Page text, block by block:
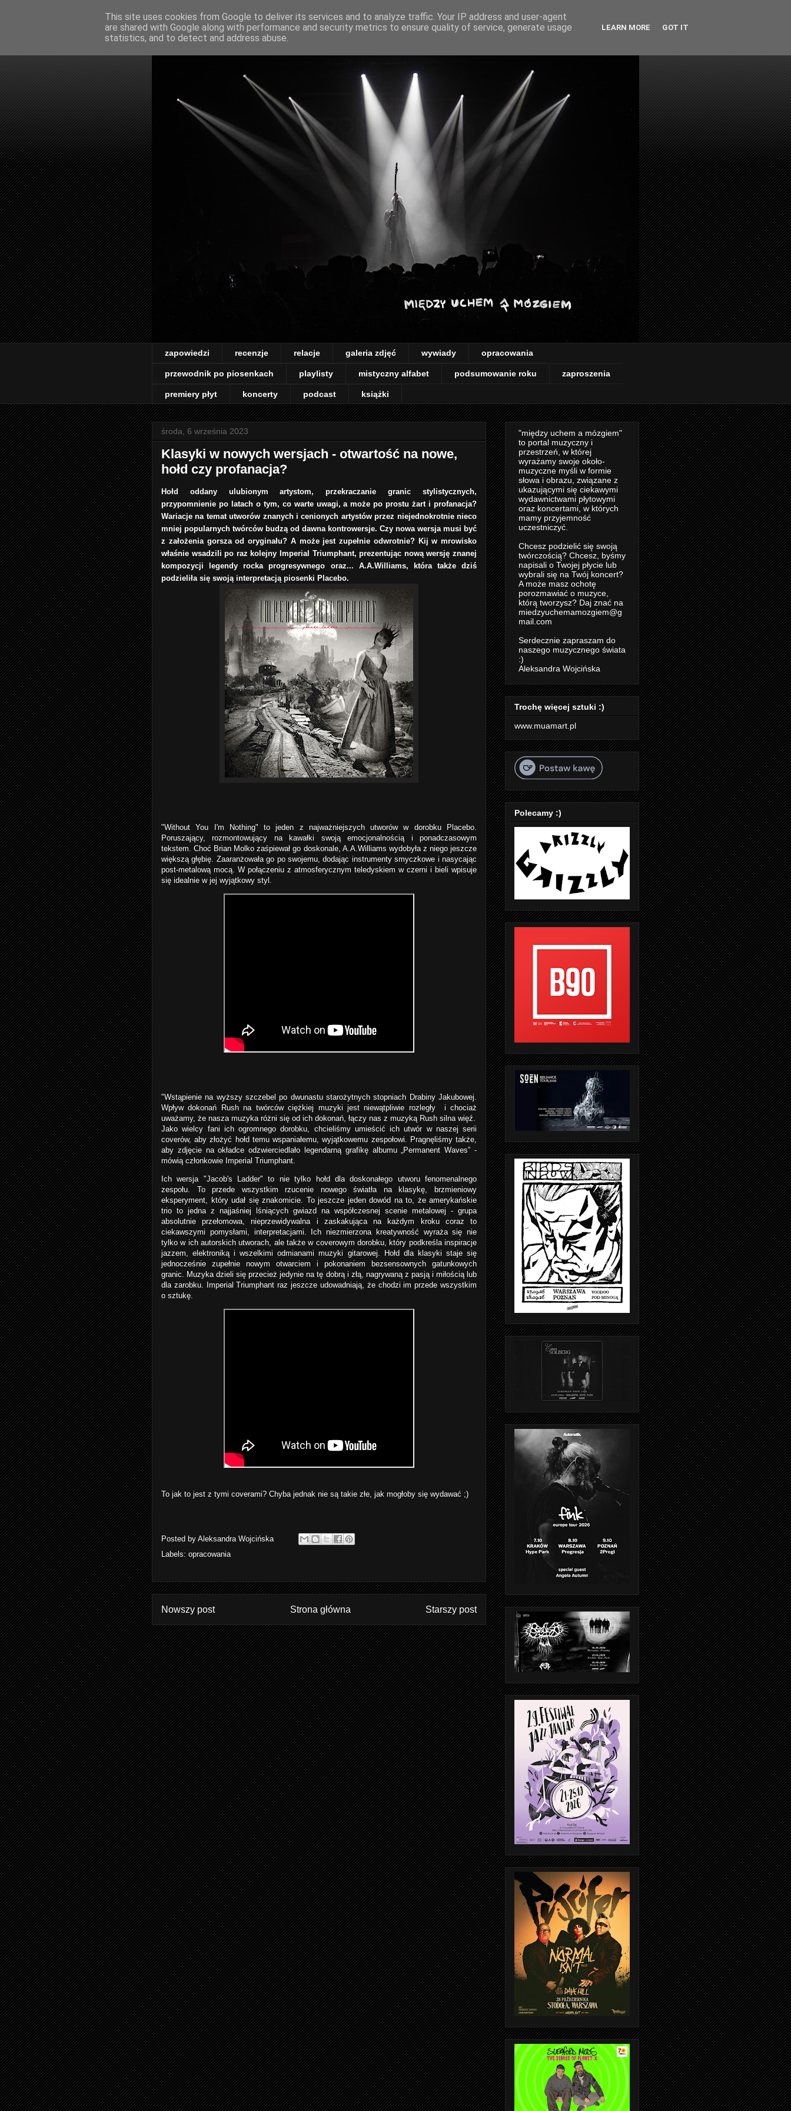
zapowiedzi recenzje relacje galeria zdjęć wywiady opracowania
przewodnik po piosenkach playlisty mistyczny alfabet podsumowanie roku zaproszenia
premiery płyt koncerty podcast książki
środa, 6 września 2023
Klasyki w nowych wersjach - otwartość na nowe,
hołd czy profanacja?
Hołd oddany ulubionym artystom, przekraczanie granic stylistycznych,
przypomnienie po latach o tym, co warte uwagi, a może po prostu żart i profanacja?
Wariacje na temat utworów znanych i cenionych artystów przez niejednokrotnie nieco
mniej popularnych twórców budzą od dawna kontrowersje. Czy nowa wersja musi być
z założenia gorsza od oryginału? A może jest zupełnie odwrotnie? Kij w mrowisko
właśnie wsadzili po raz kolejny Imperial Triumphant, prezentując nową wersję znanej
kompozycji legendy rocka progresywnego oraz... A.A.Williams, która także dziś
podzieliła się swoją interpretacją piosenki Placebo.
"Without You I'm Nothing" to jeden z najważniejszych utworów w dorobku Placebo.
Poruszający, rozmontowujący na kawałki swoją emocjonalnością i ponadczasowym
tekstem. Choć Brian Molko zaśpiewał go doskonale, A.A.Williams wydobyła z niego jeszcze
większą głębię. Zaaranżowała go po swojemu, dodając instrumenty smyczkowe i nasycając
post-metalową mocą. W połączeniu z atmosferycznym teledyskiem w czerni i bieli wpisuje
się idealnie w jej wyjątkowy styl.
"Wstąpienie na wyższy szczebel po dwunastu starożytnych stopniach Drabiny Jakubowej.
Wpływ dokonań Rush na twórców ciężkiej muzyki jest niewątpliwie rozległy i chociaż
uważamy, że nasza muzyka różni się od ich dokonań, łączy nas z muzyką Rush silna więź.
Jako wielcy fani ich ogromnego dorobku, chcieliśmy umieścić ich utwór w naszej serii
coverów, aby złożyć hołd temu wspaniałemu, wyjątkowemu zespołowi. Pragnęliśmy także,
aby zdjęcie na okładce odzwierciedlało legendarną grafikę albumu „Permanent Waves” -
mówią członkowie Imperial Triumphant.
Ich wersja "Jacob's Ladder" to nie tylko hołd dla doskonałego utworu fenomenalnego
zespołu. To przede wszystkim rzucenie nowego światła na klasykę, brzmieniowy
eksperyment, który udał się znakomicie. To jeszcze jeden dowód na to, że amerykańskie
trio to jedna z najjaśniej lśniących gwiazd na współczesnej scenie metalowej - grupa
absolutnie przełomowa, nieprzewidywalna i zaskakująca na każdym kroku coraz to
ciekawszymi pomysłami, interpretacjami. Ich niezmierzona kreatywność wyraża się nie
tylko w ich autorskich utworach, ale także w coverowym dorobku, który podkreśla inspiracje
jazzem, elektroniką i wszelkimi odmianami muzyki gitarowej. Hołd dla klasyki staje się
jednocześnie zupełnie nowym otwarciem i pokonaniem bezsensownych gatunkowych
granic. Muzyka dzieli się przecież jedynie na tę dobrą i złą, nagrywaną z pasją i miłością lub
dla zarobku. Imperial Triumphant raz jeszcze udowadniają, że chodzi im przede wszystkim
o sztukę.
To jak to jest z tymi coverami? Chyba jednak nie są takie złe, jak mogłoby się wydawać ;)
Posted by Aleksandra Wojcińska
Labels: opracowania
Nowszy post Starszy post
Strona główna
"między uchem a mózgiem"
to portal muzyczny i
przestrzeń, w której
wyrażamy swoje około-
muzyczne myśli w formie
słowa i obrazu, związane z
ukazującymi się ciekawymi
wydawnictwami płytowymi
oraz koncertami, w których
mamy przyjemność
uczestniczyć.
Chcesz podzielić się swoją
twórczością? Chcesz, byśmy
napisali o Twojej płycie lub
wybrali się na Twój koncert?
A może masz ochotę
porozmawiać o muzyce,
którą tworzysz? Daj znać na
miedzyuchemamozgiem@g
mail.com
Serdecznie zapraszam do
naszego muzycznego świata
:)
Aleksandra Wojcińska
Trochę więcej sztuki :)
www.muamart.pl
Polecamy :)
This site uses cookies from Google to deliver its services and to analyze traffic. Your IP address and user-agent
are shared with Google along with performance and security metrics to ensure quality of service, generate usage
statistics, and to detect and address abuse.
LEARN MORE GOT IT